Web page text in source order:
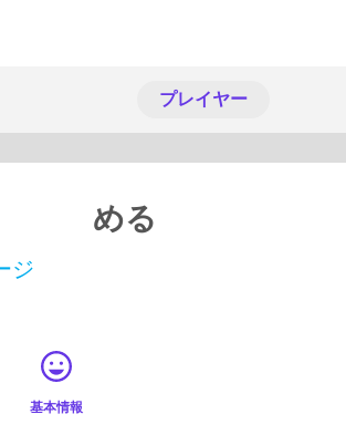
プレイヤー
める
ジ
基本情報